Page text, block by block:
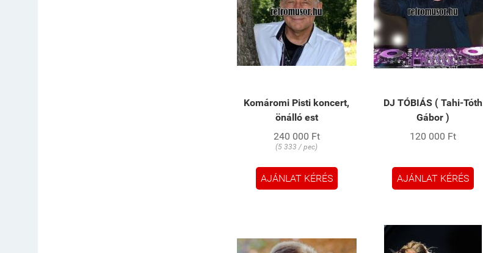
Komáromi Pisti koncert,
önálló est
240 000 Ft
(5 333 / pec)
AJÁNLAT KÉRÉS
DJ TÓBIÁS ( Tahi-Tóth
Gábor )
120 000 Ft
AJÁNLAT KÉRÉS